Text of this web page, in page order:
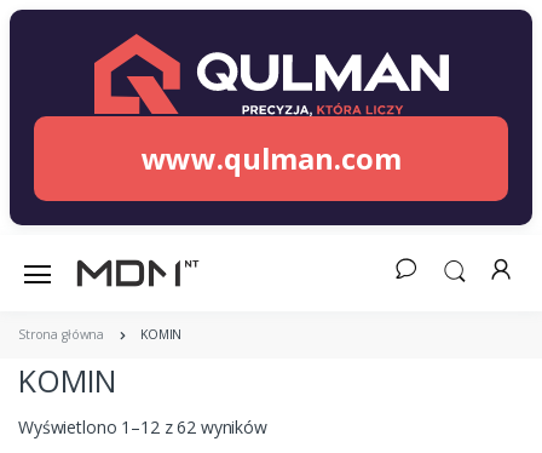
www.qulman.com
Strona główna KOMIN
KOMIN
Wyświetlono 1–12 z 62 wyników